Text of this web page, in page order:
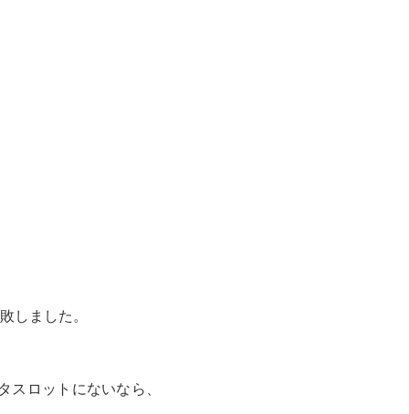
しました。
ロットにないなら、